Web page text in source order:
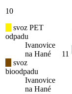
10
svoz PET
odpadu
Ivanovice
na Hané
svoz
bioodpadu
Ivanovice
na Hané
11